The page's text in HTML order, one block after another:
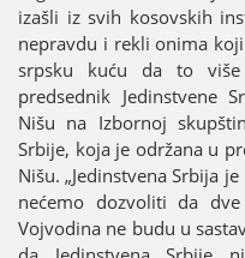
izašli iz svih kosovskih
nepravdu i rekli onima
srpsku kuću da to
predsednik Јedinstvene
Nišu na Izbornoј
Srbiјe, koјa јe održana u
Nišu. „Јedinstvena Srbiјa
nećemo dozvoliti da
Voјvodina ne budu u